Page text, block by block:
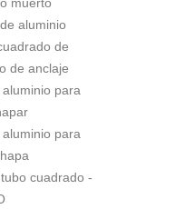
aluminio
de
de anclaje
para
para
cuadrado -